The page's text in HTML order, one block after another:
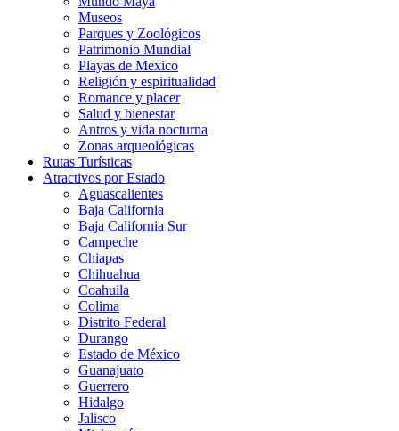
Museos
Parques y Zoológicos
Patrimonio Mundial
Playas de Mexico
Religión y espiritualidad
Romance y placer
Salud y bienestar
Antros y vida nocturna
Zonas arqueológicas
Rutas Turísticas
Atractivos por Estado
Aguascalientes
Baja California
Baja California Sur
Campeche
Chiapas
Chihuahua
Coahuila
Colima
Distrito Federal
Durango
Estado de México
Guanajuato
Guerrero
Hidalgo
Jalisco